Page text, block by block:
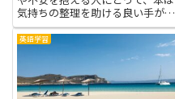
気持ちの整理を助ける良い手がか
りになります。付き合う前の心配
ごとを言葉にできると、自分が何
を大切にしたいのか、どんな相手
と一緒にいたいのかが見えやすく
なります。悩む人が読むこと
で、...
英語学習